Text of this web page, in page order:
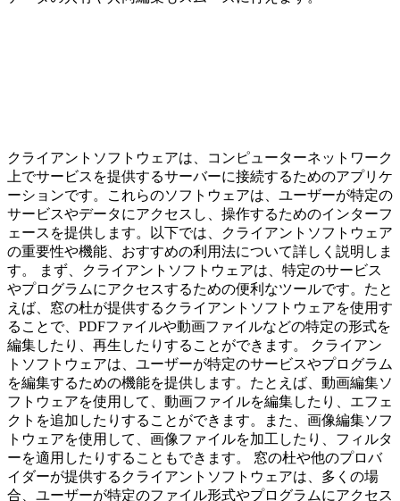
クライアントソフトウェアは、コンピューターネットワーク
上でサービスを提供するサーバーに接続するためのアプリケ
ーションです。これらのソフトウェアは、ユーザーが特定の
サービスやデータにアクセスし、操作するためのインターフ
ェースを提供します。以下では、クライアントソフトウェア
の重要性や機能、おすすめの利用法について詳しく説明しま
す。 まず、クライアントソフトウェアは、特定のサービス
やプログラムにアクセスするための便利なツールです。たと
えば、窓の杜が提供するクライアントソフトウェアを使用す
ることで、PDFファイルや動画ファイルなどの特定の形式を
編集したり、再生したりすることができます。 クライアン
トソフトウェアは、ユーザーが特定のサービスやプログラム
を編集するための機能を提供します。たとえば、動画編集ソ
フトウェアを使用して、動画ファイルを編集したり、エフェ
クトを追加したりすることができます。また、画像編集ソフ
トウェアを使用して、画像ファイルを加工したり、フィルタ
ーを適用したりすることもできます。 窓の杜や他のプロバ
イダーが提供するクライアントソフトウェアは、多くの場
合、ユーザーが特定のファイル形式やプログラムにアクセス